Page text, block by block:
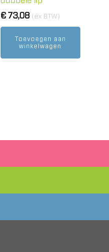
€73,08 (ex BTW)
Toevoegen aan
winkelwagen